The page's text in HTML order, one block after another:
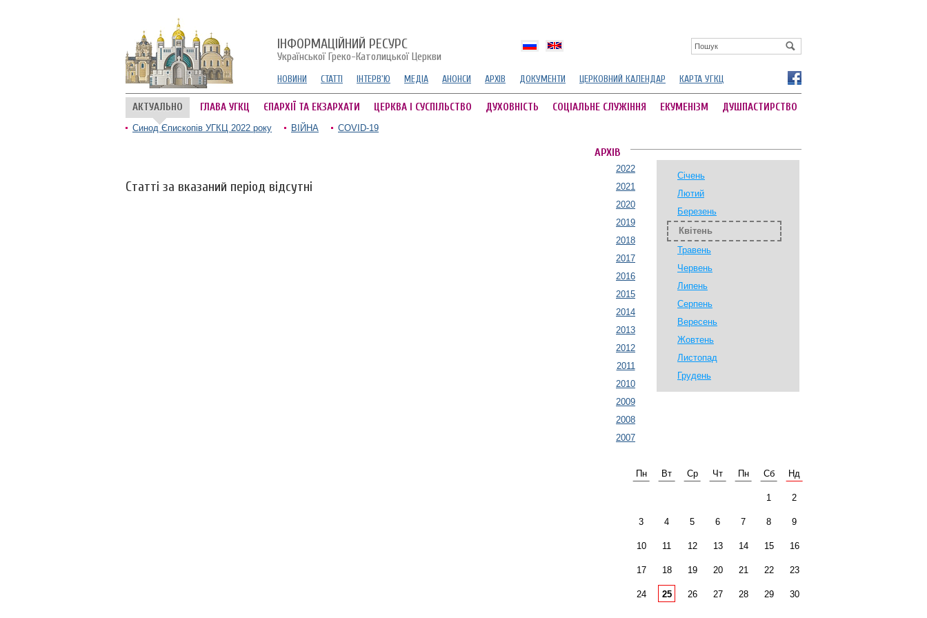
ІНФОРМАЦІЙНИЙ РЕСУРС
Української Греко-Католицької Церкви
НОВИНИ СТАТТІ ІНТЕРВ'Ю МЕДІА АНОНСИ АРХІВ ДОКУМЕНТИ ЦЕРКОВНИЙ КАЛЕНДАР КАРТА УГКЦ
АКТУАЛЬНО ГЛАВА УГКЦ ЄПАРХІЇ ТА ЕКЗАРХАТИ ЦЕРКВА І СУСПІЛЬСТВО ДУХОВНІСТЬ СОЦІАЛЬНЕ СЛУЖІННЯ ЕКУМЕНІЗМ ДУШПАСТИРСТВО
Синод Єпископів УГКЦ 2022 року ВІЙНА COVID-19
Статті за вказаний період відсутні
АРХІВ
2022
2021
2020
2019
2018
2017
2016
2015
2014
2013
2012
2011
2010
2009
2008
2007
Січень
Лютий
Березень
Квітень
Травень
Червень
Липень
Серпень
Вересень
Жовтень
Листопад
Грудень
Пн Вт Ср Чт Пн Сб Нд
1 2
3 4 5 6 7 8 9
10 11 12 13 14 15 16
17 18 19 20 21 22 23
24 25 26 27 28 29 30